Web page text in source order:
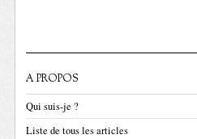
A PROPOS
Qui suis-je ?
Liste de tous les articles